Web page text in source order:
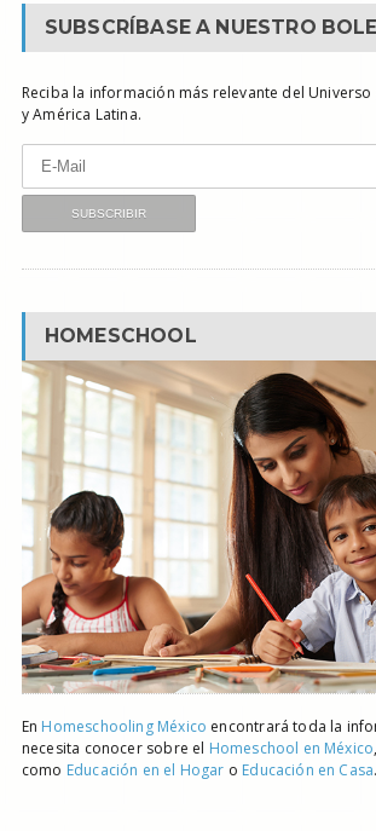
SUBSCRÍBASE A NUESTRO
Reciba la información más relevante del
y América Latina.
HOMESCHOOL
En Homeschooling México encontrará toda la
necesita conocer sobre el Homeschool en México
como Educación en el Hogar o Educación en Casa.